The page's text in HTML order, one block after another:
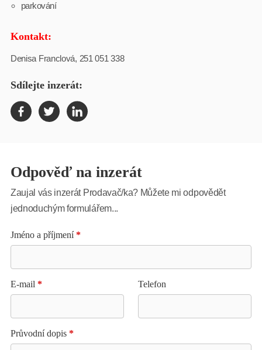
parkování
Kontakt:
Denisa Franclová, 251 051 338
Sdílejte inzerát:
Odpověď na inzerát
Zaujal vás inzerát Prodavač/ka? Můžete mi odpovědět
jednoduchým formulářem...
Jméno a příjmení *
E-mail * Telefon
Průvodní dopis *